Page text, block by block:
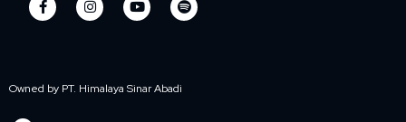
Owned by PT. Himalaya Sinar Abadi